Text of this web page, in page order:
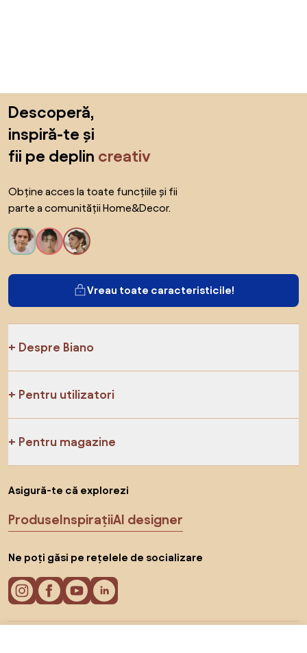
Descoperă,
inspiră-te și
fii pe deplin creativ
Obține acces la toate funcțiile și fii
parte a comunității Home&Decor.
Vreau toate caracteristicile!
Despre Biano
Pentru utilizatori
Pentru magazine
Asigură-te că explorezi
ProduseInspirațiiAI designer
Ne poți găsi pe rețelele de socializare